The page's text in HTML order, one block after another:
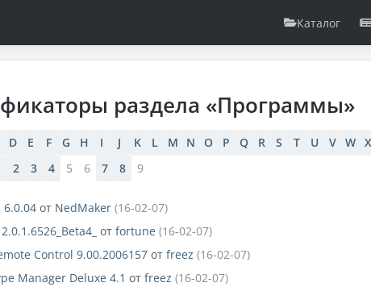
Каталог
раздела «Программы»
D E F G H I J K L M N O P Q R S T U V W X
2 3 4 5 6 7 8 9
6.0.04 от NedMaker (16-02-07)
от fortune (16-02-07)
Control 9.00.2006157 от freez (16-02-07)
Manager Deluxe 4.1 от freez (16-02-07)